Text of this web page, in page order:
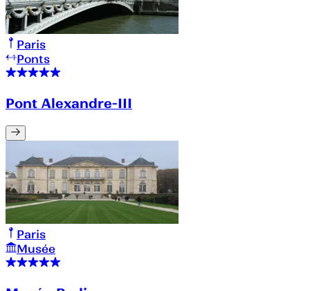
Paris
Ponts
Pont Alexandre-III
Paris
Musée